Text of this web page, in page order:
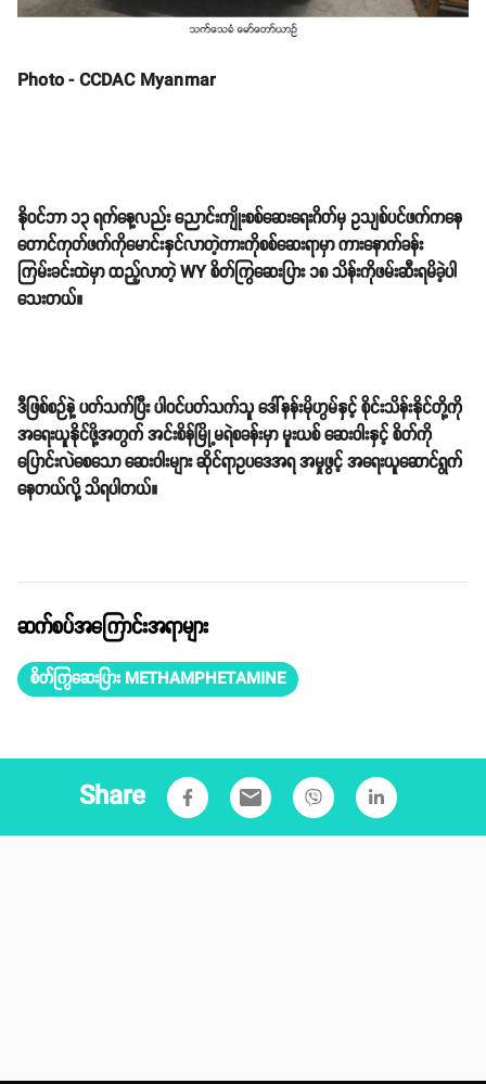
Photo - CCDAC Myanmar
နိုဝင်ဘာ ၁၃ ရက်နေ့လည်း ညောင်းကျိုးစစ်ဆေးရေးဂိတ်မှ ဥသျစ်ပင်ဖက်ကနေ
တောင်ကုတ်ဖက်ကိုမောင်းနှင်လာတဲ့ကားကိုစစ်ဆေးရာမှာ ကားနောက်ခန်း
ကြမ်းခင်းထဲမှာ ထည့်လာတဲ့ WY စိတ်ကြွဆေးပြား ၁၈ သိန်းကိုဖမ်းဆီးရမိခဲ့ပါ
သေးတယ်။
ဒီဖြစ်စဉ်နဲ့ ပတ်သက်ပြီး ပါဝင်ပတ်သက်သူ ဒေါ်နန်းမိုဟွမ်နှင့် စိုင်းသိန်းနိုင်တို့ကို
အရေးယူနိုင်ဖို့အတွက် အင်းစိန်မြို့မရဲစခန်းမှာ မူးယစ် ဆေးဝါးနှင့် စိတ်ကို
ပြောင်းလဲစေသော ဆေးဝါးများ ဆိုင်ရာဥပဒေအရ အမှုဖွင့် အရေးယူဆောင်ရွက်
နေတယ်လို့ သိရပါတယ်။
ဆက်စပ်အကြောင်းအရာများ
စိတ်ကြွဆေးပြား METHAMPHETAMINE
Share email